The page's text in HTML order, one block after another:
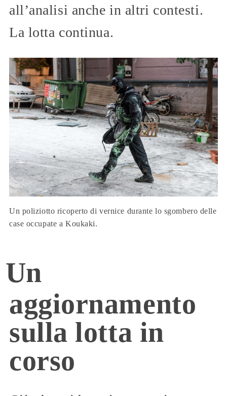
all’analisi anche in altri contesti.
La lotta continua.
Un poliziotto ricoperto di vernice durante lo sgombero delle
case occupate a Koukaki.
Un
aggiornamento
sulla lotta in
corso